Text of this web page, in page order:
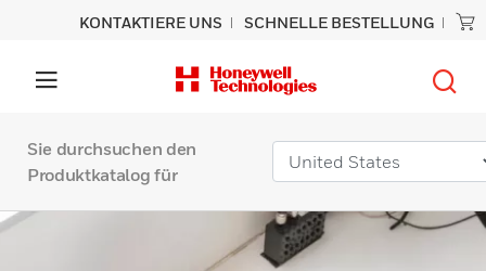
KONTAKTIERE UNS SCHNELLE BESTELLUNG
Sie durchsuchen den
Produktkatalog für